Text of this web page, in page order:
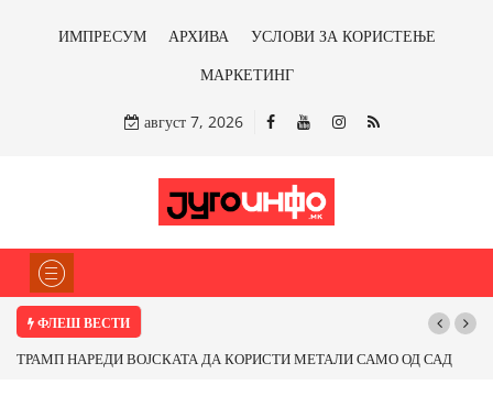
ИМПРЕСУМ АРХИВА
УСЛОВИ ЗА КОРИСТЕЊЕ
МАРКЕТИНГ
август 7, 2026
ФЛЕШ ВЕСТИ
КОРИСТИ МЕТАЛИ САМО ОД САД
Почнува реконструкцијата на